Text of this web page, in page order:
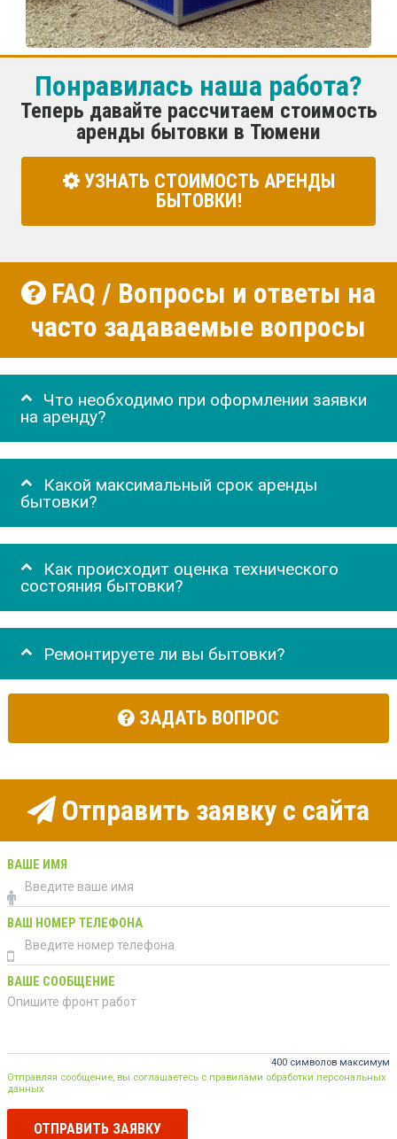
Понравилась наша работа?
Теперь давайте рассчитаем стоимость
аренды бытовки в Тюмени
УЗНАТЬ СТОИМОСТЬ АРЕНДЫ
БЫТОВКИ!
FAQ / Вопросы и ответы на
часто задаваемые вопросы
Что необходимо при оформлении заявки
на аренду?
Какой максимальный срок аренды
бытовки?
Как происходит оценка технического
состояния бытовки?
Ремонтируете ли вы бытовки?
ЗАДАТЬ ВОПРОС
Отправить заявку с сайта
ВАШЕ ИМЯ
ВАШ НОМЕР ТЕЛЕФОНА
ВАШЕ СООБЩЕНИЕ
400 символов максимум
Отправляя сообщение, вы соглашаетесь с правилами обработки персональных
данных
ОТПРАВИТЬ ЗАЯВКУ